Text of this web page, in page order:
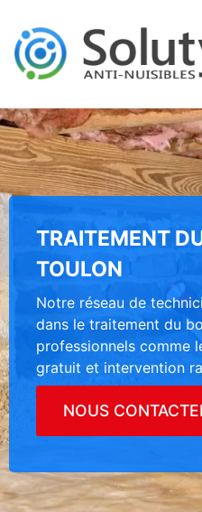
TRAITEMENT
TOULON
Notre réseau de
dans le traitement du
professionnels comme
gratuit et intervention
NOUS